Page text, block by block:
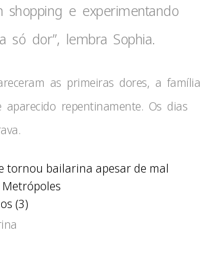
e experimentando
dor”, lembra Sophia.
as primeiras dores, a família
repentinamente. Os dias
(3)